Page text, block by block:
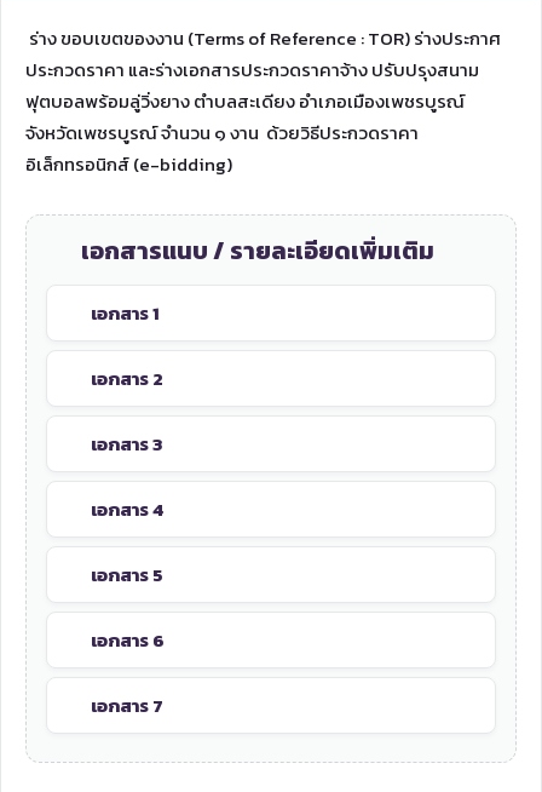
ร่าง ขอบเขตของงาน (Terms of Reference : TOR) ร่างประกาศ
ประกวดราคา และร่างเอกสารประกวดราคาจ้าง ปรับปรุงสนาม
ฟุตบอลพร้อมลู่วิ่งยาง ตำบลสะเดียง อำเภอเมืองเพชรบูรณ์
จังหวัดเพชรบูรณ์ จำนวน ๑ งาน ด้วยวิธีประกวดราคา
อิเล็กทรอนิกส์ (e-bidding)
เอกสารแนบ / รายละเอียดเพิ่มเติม
เอกสาร 1
เอกสาร 2
เอกสาร 3
เอกสาร 4
เอกสาร 5
เอกสาร 6
เอกสาร 7